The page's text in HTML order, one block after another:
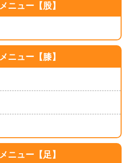
ニュー【股】
ニュー【膝】
ニュー【足】